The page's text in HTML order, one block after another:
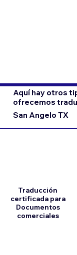
Aquí hay otros
ofrecemos
San Angelo TX
Traducción
certificada para
Documentos
comerciales